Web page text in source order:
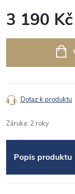
3 190 Kč
Dotaz k produktu
Záruka: 2 roky
Popis produktu